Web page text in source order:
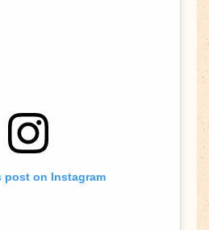
post on Instagram